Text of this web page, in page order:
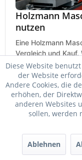
Holzmann
nutzen
Eine Holzmann
Vergleich und
Maschinen
25. Mai 2026
Diese Website
der Website
Andere Cookies, die
erhöhen, der
anderen Websites
sollen, werden
Ablehnen